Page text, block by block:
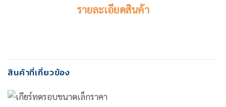
รายละเอียดสินค้า
สินค้าที่เกี่ยวข้อง